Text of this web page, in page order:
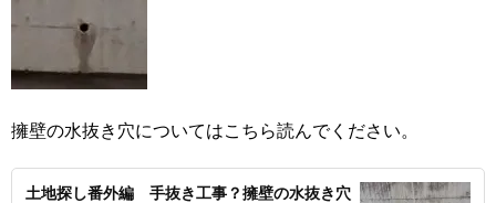
擁壁の水抜き穴についてはこちら読んでください。
土地探し番外編 手抜き工事？擁壁の水抜き穴